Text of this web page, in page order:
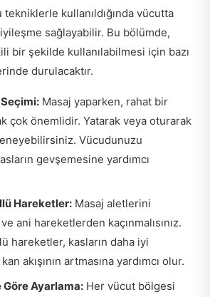
kullanıldığında vücutta
sağlayabilir. Bu bölümde,
bir şekilde kullanılabilmesi için bazı
durulacaktır.
Masaj yaparken, rahat bir
çok önemlidir. Yatarak veya oturarak
Vücudunuzu
gevşemesine yardımcı
Hareketler: Masaj aletlerini
ani hareketlerden kaçınmalısınız.
hareketler, kasların daha iyi
akışının artmasına yardımcı olur.
Ayarlama: Her vücut bölgesi